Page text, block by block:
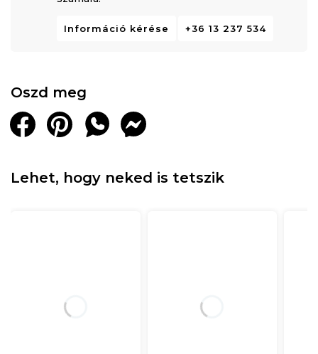
Információ kérése +36 13 237 534
Oszd meg
Lehet, hogy neked is tetszik